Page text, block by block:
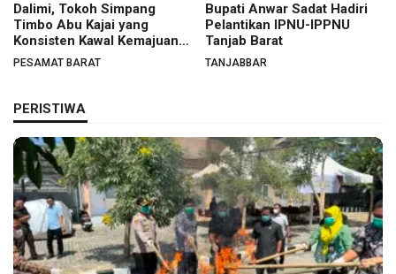
Dalimi, Tokoh Simpang
Timbo Abu Kajai yang
Konsisten Kawal Kemajuan
Nagari
PESAMAT BARAT
Bupati Anwar Sadat Hadiri
Pelantikan IPNU-IPPNU
Tanjab Barat
TANJABBAR
PERISTIWA